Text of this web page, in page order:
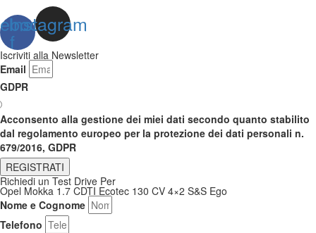
f
Instagram
Iscriviti alla Newsletter
Email
GDPR
Acconsento alla gestione dei miei dati secondo quanto stabilito
dal regolamento europeo per la protezione dei dati personali n.
679/2016, GDPR
REGISTRATI
Richiedi un Test Drive Per
Opel Mokka 1.7 CDTI Ecotec 130 CV 4×2 S&S Ego
Nome e Cognome
Telefono